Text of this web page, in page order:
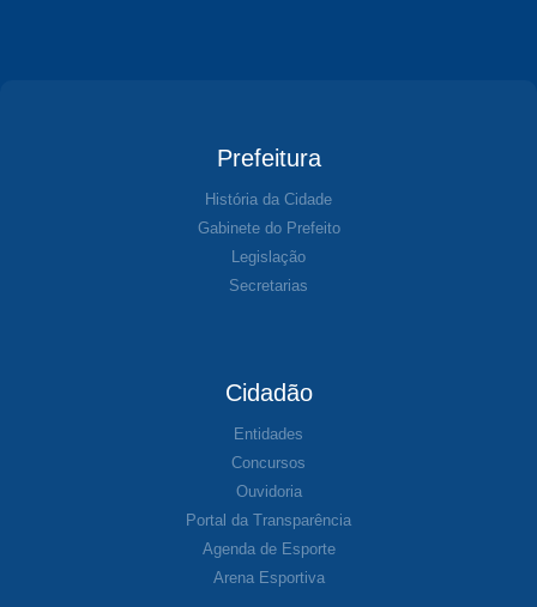
Prefeitura
História da Cidade
Gabinete do Prefeito
Legislação
Secretarias
Cidadão
Entidades
Concursos
Ouvidoria
Portal da Transparência
Agenda de Esporte
Arena Esportiva